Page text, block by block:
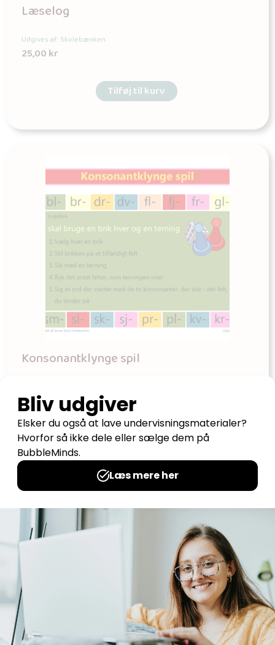
Læselog
Udgives af: Skolebænken
25,00kr
Tilføj til kurv
Konsonantklynge spil
10,00kr
Tilføj til kurv